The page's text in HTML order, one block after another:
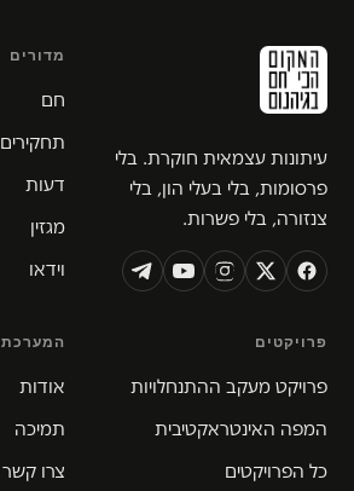
עיתונות עצמאית חוקרת. בלי
פרסומות, בלי בעלי הון, בלי
צנזורה, בלי פשרות.
מדורים
חם
תחקירים
דעות
מגזין
וידאו
פרויקטים
פרויקט מעקב ההתנחלויות
המפה האינטראקטיבית
כל הפרויקטים
המערכת
אודות
תמיכה
צרו קשר